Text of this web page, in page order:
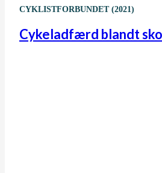
CYKLISTFORBUNDET (2021)
Cykeladfærd blandt